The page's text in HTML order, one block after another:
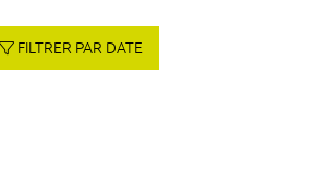
FILTRER PAR DATE